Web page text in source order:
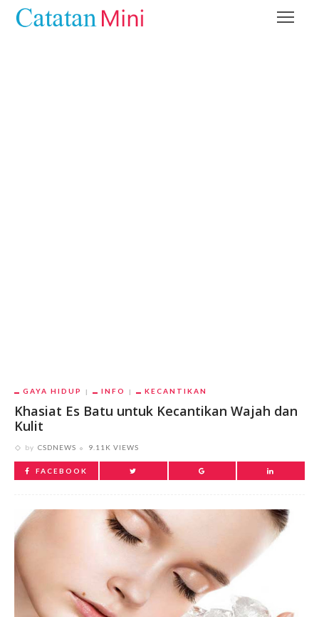
GAYA HIDUP INFO KECANTIKAN
Khasiat Es Batu untuk Kecantikan Wajah dan
Kulit
by CSDNEWS 9.11K VIEWS
FACEBOOK